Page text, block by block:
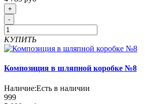
+
-
КУПИТЬ
Композиция в шляпной коробке №8
Наличие:Есть в наличии
999